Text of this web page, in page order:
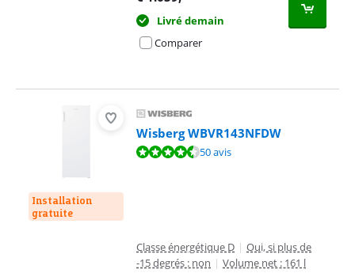
Livré demain
Comparer
Installation
gratuite
Wisberg WBVR143NFDW
La note est de 9,4 sur 10, basée sur 50 avis.50 avis
Classe énergétique D | Oui, si plus de
-15 degrés : non | Volume net : 161 l